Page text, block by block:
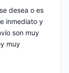
desea o es
inmediato y
son muy
muy